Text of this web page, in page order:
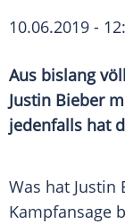
10.06.2019 -
Aus bislang
Justin Bieber
jedenfalls hat
Was hat Justin
Kampfansage